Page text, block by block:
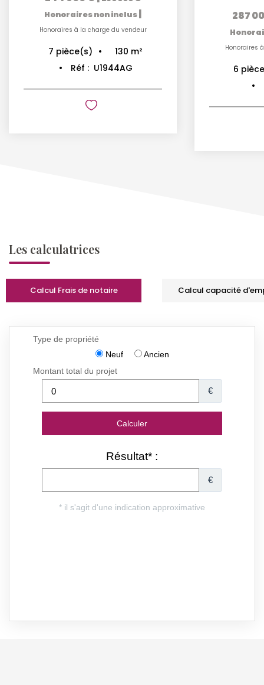
Honoraires non inclus|
Honoraires à la charge du vendeur
7 pièce(s) 130 m²
Réf : U1944AG
287
Honoraires
6
Les calculatrices
Calcul Frais de notaire Calcul capacité